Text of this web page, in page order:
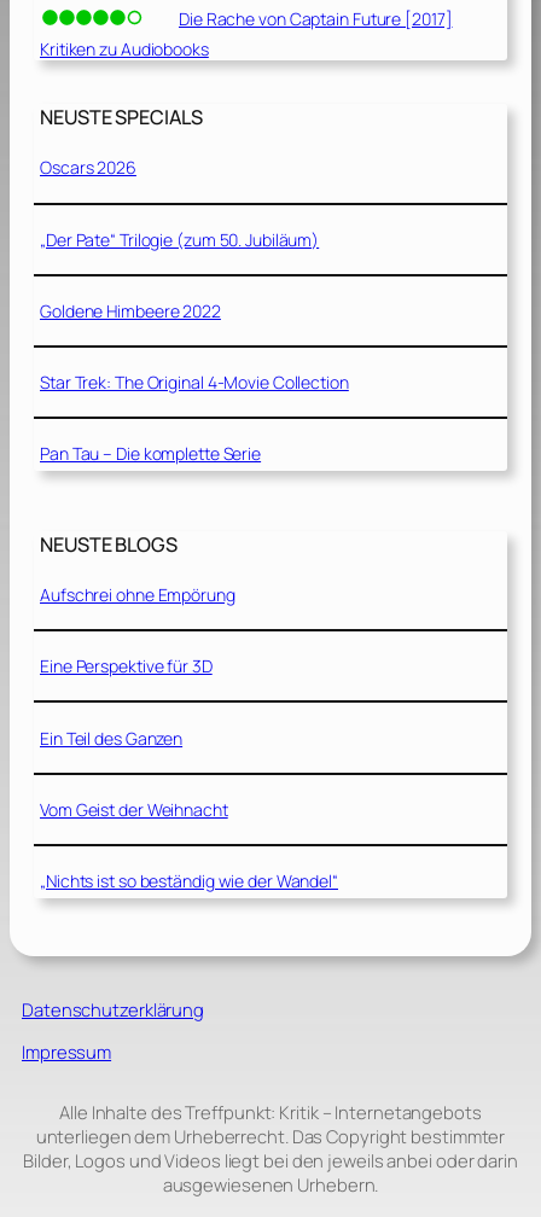
Die Rache von Captain Future [2017]
Kritiken zu Audiobooks
NEUSTE SPECIALS
Oscars 2026
„Der Pate“ Trilogie (zum 50. Jubiläum)
Goldene Himbeere 2022
Star Trek: The Original 4-Movie Collection
Pan Tau – Die komplette Serie
NEUSTE BLOGS
Aufschrei ohne Empörung
Eine Perspektive für 3D
Ein Teil des Ganzen
Vom Geist der Weihnacht
„Nichts ist so beständig wie der Wandel“
Datenschutzerklärung
Impressum
Alle Inhalte des Treffpunkt: Kritik – Internetangebots
unterliegen dem Urheberrecht. Das Copyright bestimmter
Bilder, Logos und Videos liegt bei den jeweils anbei oder darin
ausgewiesenen Urhebern.